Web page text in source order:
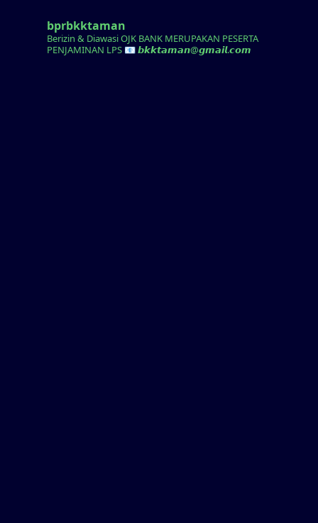
bprbkktaman
Berizin & Diawasi OJK BANK MERUPAKAN PESERTA
PENJAMINAN LPS 📧 𝙗𝙠𝙠𝙩𝙖𝙢𝙖𝙣@𝙜𝙢𝙖𝙞𝙡.𝙘𝙤𝙢